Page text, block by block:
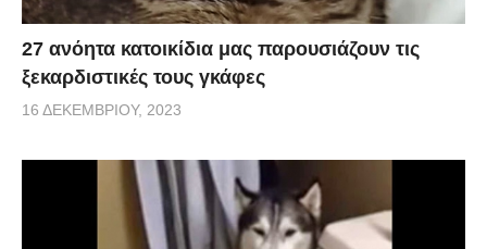
27 ανόητα κατοικίδια μας παρουσιάζουν τις
ξεκαρδιστικές τους γκάφες
16 ΔΕΚΕΜΒΡΊΟΥ, 2023